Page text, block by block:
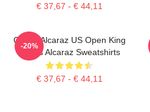
€ 37,67 - € 44,11
Carlos Alcaraz US Open King
Carlos Alcaraz Sweatshirts
€ 37,67 - € 44,11
-20%